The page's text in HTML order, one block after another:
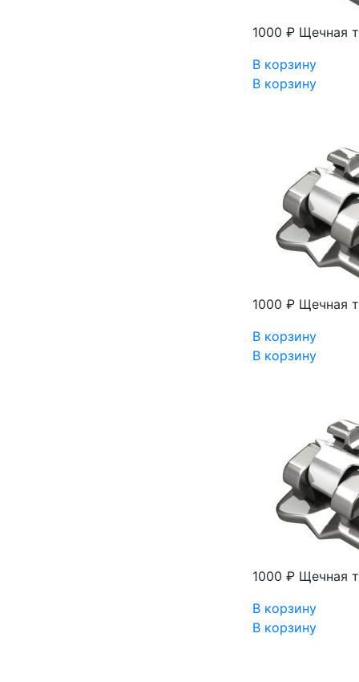
1000 ₽ Щечная
В корзину
В корзину
1000 ₽ Щечная
В корзину
В корзину
1000 ₽ Щечная
В корзину
В корзину